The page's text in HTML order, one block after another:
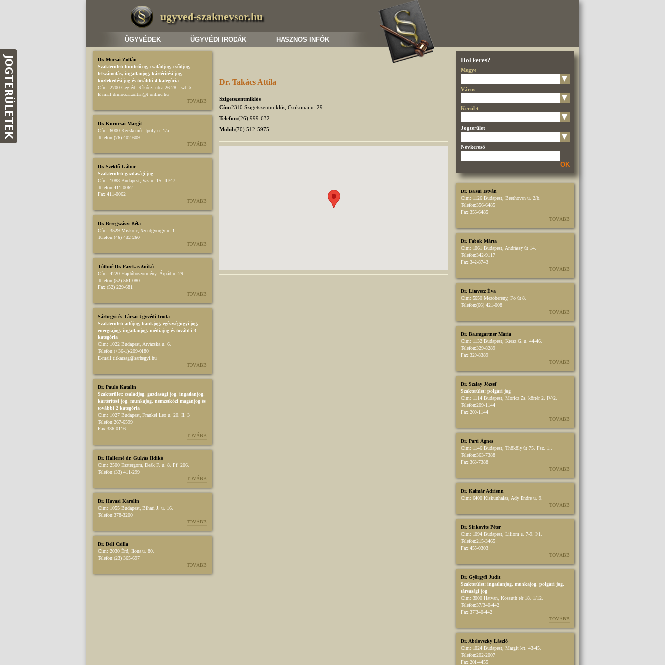
ugyved-szaknevsor.hu
ÜGYVÉDEK ÜGYVÉDI IRODÁK HASZNOS INFÓK
Dr. Mocsai Zoltán
Szakterület: büntetőjog, családjog, csődjog,
felszámolás, ingatlanjog, kártérítési jog,
közlekedési jog és további 4 kategória
Cím: 2700 Cegléd, Rákóczi utca 26-28. fszt. 5.
E-mail:drmocsaizoltan@t-online.hu
TOVÁBB
Dr. Kurucsai Margit
Cím: 6000 Kecskemét, Ipoly u. 1/a
Telefon:(76) 402-609
TOVÁBB
Dr. Szekfű Gábor
Szakterület: gazdasági jog
Cím: 1088 Budapest, Vas u. 15. III/47.
Telefon:411-0062
Fax:411-0062
TOVÁBB
Dr. Beregszászi Béla
Cím: 3529 Miskolc, Szentgyörgy u. 1.
Telefon:(46) 432-260
TOVÁBB
Tóthné Dr. Fazekas Anikó
Cím: 4220 Hajdúböszörmény, Árpád u. 29.
Telefon:(52) 561-080
Fax:(52) 229-681
TOVÁBB
Sárhegyi és Társai Ügyvédi Iroda
Szakterület: adójog, bankjog, egészségügyi jog,
energiajog, ingatlanjog, médiajog és további 3
kategória
Cím: 1022 Budapest, Árvácska u. 6.
Telefon:(+36-1)-209-0180
E-mail:titkarsag@sarhegyi.hu
TOVÁBB
Dr. Pauló Katalin
Szakterület: családjog, gazdasági jog, ingatlanjog,
kártérítési jog, munkajog, nemzetközi magánjog és
további 2 kategória
Cím: 1027 Budapest, Frankel Leó u. 20. II. 3.
Telefon:267-6599
Fax:336-0116
TOVÁBB
Dr. Hallerné dr. Gulyás Ildikó
Cím: 2500 Esztergom, Deák F. u. 8. Pf: 206.
Telefon:(33) 411-299
TOVÁBB
Dr. Havasi Karolin
Cím: 1055 Budapest, Bihari J. u. 16.
Telefon:378-3200
TOVÁBB
Dr. Deli Csilla
Cím: 2030 Érd, Ilona u. 80.
Telefon:(23) 365-697
TOVÁBB
Dr. Takács Attila
Szigetszentmiklós
Cím:2310 Szigetszentmiklós, Csokonai u. 29.
Telefon:(26) 999-632
Mobil:(70) 512-5975
Hol keres?
Megye
Város
Kerület
Jogterület
Névkereső
OK
Dr. Balsai István
Cím: 1126 Budapest, Beethoven u. 2/b.
Telefon:356-6485
Fax:356-6485
TOVÁBB
Dr. Fabók Márta
Cím: 1061 Budapest, Andrássy út 14.
Telefon:342-9117
Fax:342-8743
TOVÁBB
Dr. Litavecz Éva
Cím: 5650 Mezőberény, Fő út 8.
Telefon:(66) 421-008
TOVÁBB
Dr. Baumgartner Mária
Cím: 1132 Budapest, Kresz G. u. 44-46.
Telefon:329-8289
Fax:329-8389
TOVÁBB
Dr. Szalay József
Szakterület: polgári jog
Cím: 1114 Budapest, Móricz Zs. körtér 2. IV/2.
Telefon:209-1144
Fax:209-1144
TOVÁBB
Dr. Parti Ágnes
Cím: 1146 Budapest, Thököly út 75. Fsz. 1..
Telefon:363-7388
Fax:363-7388
TOVÁBB
Dr. Kalmár Adrienn
Cím: 6400 Kiskunhalas, Ady Endre u. 9.
TOVÁBB
Dr. Sinkovits Péter
Cím: 1094 Budapest, Liliom u. 7-9. I/1.
Telefon:215-3465
Fax:455-0303
TOVÁBB
Dr. Györgyfi Judit
Szakterület: ingatlanjog, munkajog, polgári jog,
társasági jog
Cím: 3000 Hatvan, Kossuth tér 18. 1/12.
Telefon:37/340-442
Fax:37/340-442
TOVÁBB
Dr. Abelovszky László
Cím: 1024 Budapest, Margit krt. 43-45.
Telefon:202-2007
Fax:201-4455